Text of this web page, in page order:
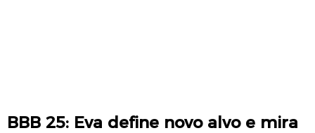
BBB 25: Eva define novo alvo e mira